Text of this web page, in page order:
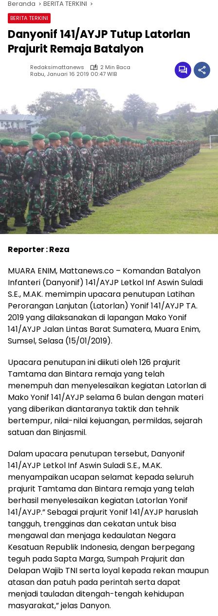
Beranda BERITA TERKINI
BERITA TERKINI
Danyonif 141/AYJP Tutup Latorlan
Prajurit Remaja Batalyon
Redaksimattanews
2 Min Baca
Rabu, Januari 16 2019 00:47 WIB
Reporter : Reza
MUARA ENIM, Mattanews.co – Komandan Batalyon
Infanteri (Danyonif) 141/AYJP Letkol Inf Aswin Suladi
S.E., M.AK. memimpin upacara penutupan Latihan
Perorangan Lanjutan (Latorlan) Yonif 141/AYJP TA.
2019 yang dilaksanakan di lapangan Mako Yonif
141/AYJP Jalan Lintas Barat Sumatera, Muara Enim,
Sumsel, Selasa (15/01/2019).
Upacara penutupan ini diikuti oleh 126 prajurit
Tamtama dan Bintara remaja yang telah
menempuh dan menyelesaikan kegiatan Latorlan di
Mako Yonif 141/AYJP selama 6 bulan dengan materi
yang diberikan diantaranya taktik dan tehnik
bertempur, nilai-nilai kejuangan, permildas, sejarah
satuan dan Binjasmil.
Dalam upacara penutupan tersebut, Danyonif
141/AYJP Letkol Inf Aswin Suladi S.E., M.AK.
menyampaikan ucapan selamat kepada seluruh
prajurit Tamtama dan Bintara remaja yang telah
berhasil menyelesaikan kegiatan Latorlan Yonif
141/AYJP.” Sebagai prajurit Yonif 141/AYJP haruslah
tangguh, trengginas dan cekatan untuk bisa
mengawal dan menjaga kedaulatan Negara
Kesatuan Republik Indonesia, dengan berpegang
teguh pada Sapta Marga, Sumpah Prajurit dan
Delapan Wajib TNI serta loyal kepada rekan maupun
atasan dan patuh pada perintah serta dapat
menjadi tauladan ditengah-tengah kehidupan
masyarakat,” jelas Danyon.